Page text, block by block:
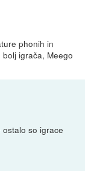
phonih in
igrača, Meego
so igrace